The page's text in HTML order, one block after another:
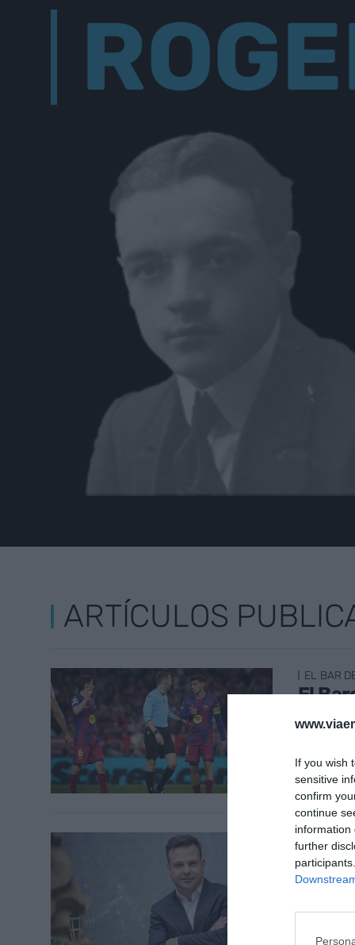
If you wish
sensitive
confirm
continue
information
further
ARTÍCULOS
EL BAR
El
18 de